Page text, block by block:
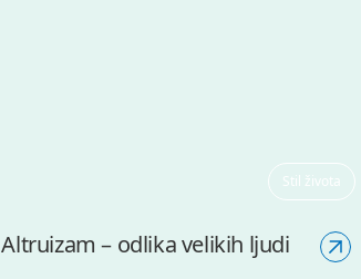
Stil života
Altruizam – odlika velikih ljudi